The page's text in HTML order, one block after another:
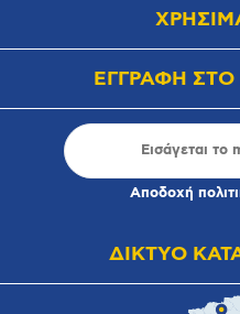
ΕΓΓΡΑΦΗ ΣΤΟ
Αποδοχή
ΔΙΚΤΥΟ